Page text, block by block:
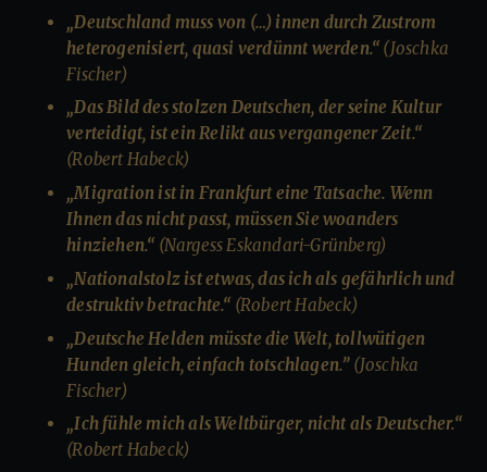
„Deutschland muss von (…) innen durch Zustrom
heterogenisiert, quasi verdünnt werden.“ (Joschka
Fischer)
„Das Bild des stolzen Deutschen, der seine Kultur
verteidigt, ist ein Relikt aus vergangener Zeit.“
(Robert Habeck)
„Migration ist in Frankfurt eine Tatsache. Wenn
Ihnen das nicht passt, müssen Sie woanders
hinziehen.“ (Nargess Eskandari-Grünberg)
„Nationalstolz ist etwas, das ich als gefährlich und
destruktiv betrachte.“ (Robert Habeck)
„Deutsche Helden müsste die Welt, tollwütigen
Hunden gleich, einfach totschlagen.” (Joschka
Fischer)
„Ich fühle mich als Weltbürger, nicht als Deutscher.“
(Robert Habeck)